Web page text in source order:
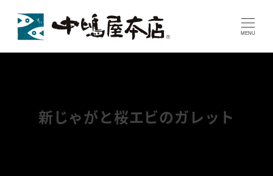
MENU
新じゃがと桜エビのガレット